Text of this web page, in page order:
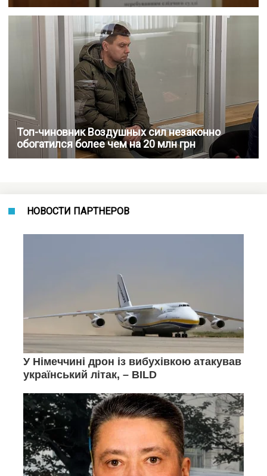
Топ-чиновник Воздушных сил незаконно
обогатился более чем на 20 млн грн
НОВОСТИ ПАРТНЕРОВ